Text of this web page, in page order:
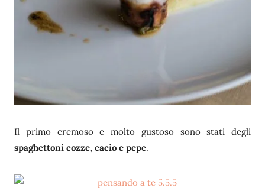
Il primo cremoso e molto gustoso sono stati degli
spaghettoni cozze, cacio e pepe.